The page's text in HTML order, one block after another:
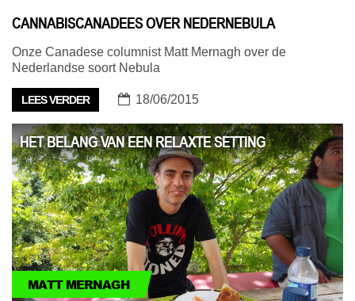
CANNABISCANADEES OVER NEDERNEBULA
Onze Canadese columnist Matt Mernagh over de
Nederlandse soort Nebula
LEES VERDER 18/06/2015
MATT MERNAGH
HET BELANG VAN EEN RELAXTE SETTING